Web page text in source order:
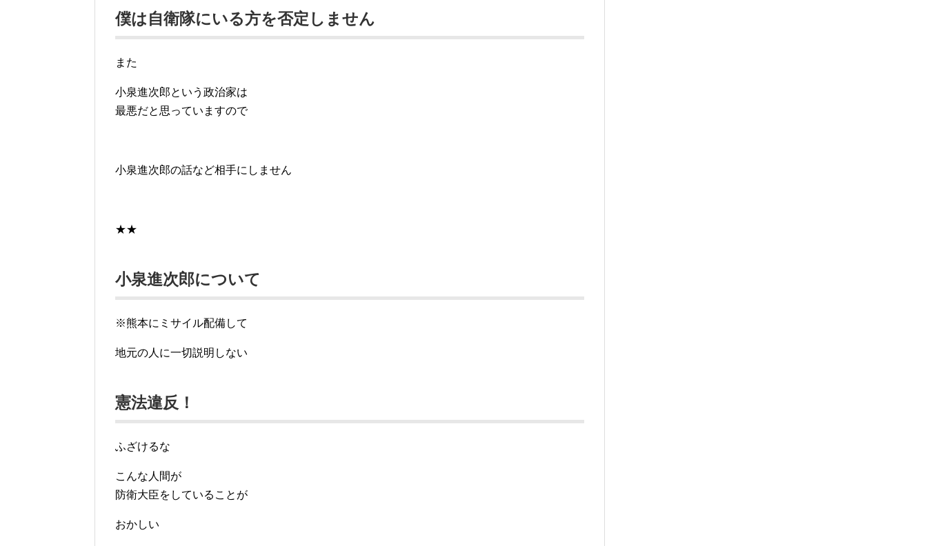
僕は自衛隊にいる方を否定しません
また
小泉進次郎という政治家は
最悪だと思っていますので
小泉進次郎の話など相手にしません
★★
小泉進次郎について
※熊本にミサイル配備して
地元の人に一切説明しない
憲法違反！
ふざけるな
こんな人間が
防衛大臣をしていることが
おかしい